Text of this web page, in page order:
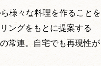
様々な料理を作ることを
ングをもとに提案する
常連。自宅でも再現性が